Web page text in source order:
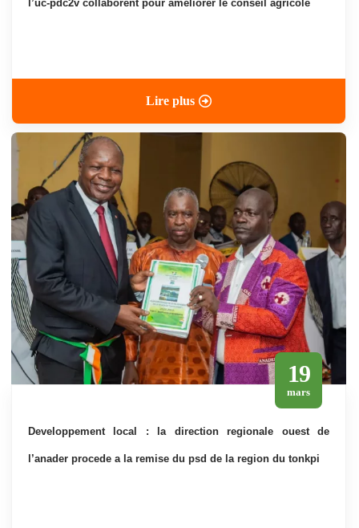
l’uc-pdc2v collaborent pour améliorer le conseil agricole
Lire plus
19
mars
developpement local : la direction regionale ouest de
l’anader procede a la remise du psd de la region du tonkpi